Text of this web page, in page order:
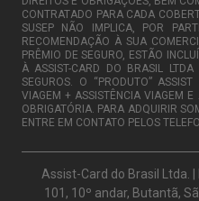
CONTRATADO PARA CADA
SUSEP NÃO IMPLICA, POR
RECOMENDAÇÃO À SUA
PRÊMIO DE SEGURO, ESTÃO
À ASSIST-CARD DO BRASIL
SEGUROS. O “PRODUTO”
VIAGEM + ASSISTÊNCIA VIAGEM
OBRIGATÓRIA. PARA ADQUIRIR
ENTRE EM CONTATO PELOS
Assist-Card do Brasil Ltda.
101, 10º andar, Butantã,